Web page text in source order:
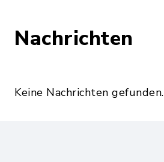
Nachrichten
Keine Nachrichten gefunden.